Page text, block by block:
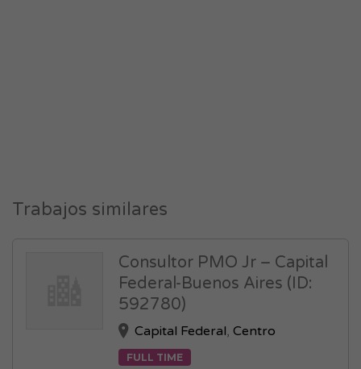
Trabajos similares
Consultor PMO Jr – Capital
Federal-Buenos Aires (ID:
592780)
Capital Federal,Centro
FULL TIME